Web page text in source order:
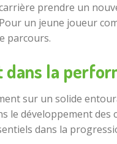
prendre un
un jeune joueur
parcours.
dans la
sur un solide
développement des
dans la